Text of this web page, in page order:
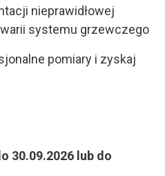
nieprawidłowej
systemu grzewczego
pomiary i zyskaj
30.09.2026 lub do